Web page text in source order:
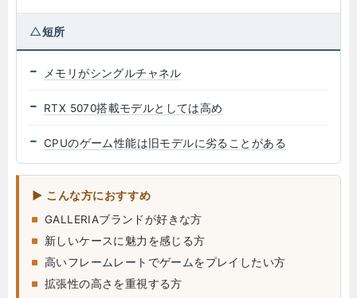
短所
メモリがシングルチャネル
RTX 5070搭載モデルとしては高め
CPUのゲーム性能は旧モデルに劣ることがある
こんな方におすすめ
GALLERIAブランドが好きな方
新しいケースに魅力を感じる方
高いフレームレートでゲームをプレイしたい方
拡張性の高さを重視する方